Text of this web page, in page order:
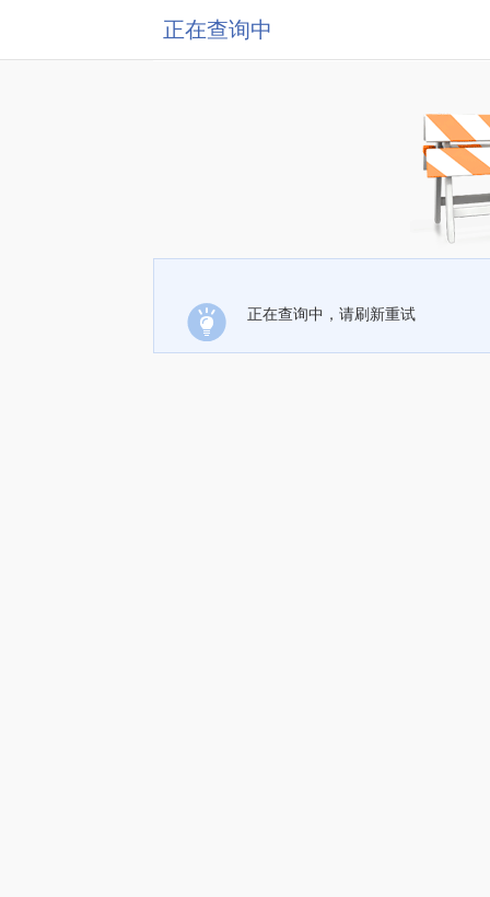
正在查询中
正在查询中，请刷新重试